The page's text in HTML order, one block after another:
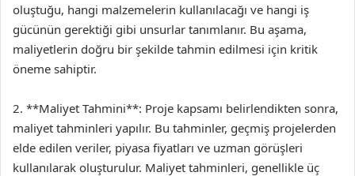
oluştuğu, hangi malzemelerin kullanılacağı ve hangi iş
gücünün gerektiği gibi unsurlar tanımlanır. Bu aşama,
maliyetlerin doğru bir şekilde tahmin edilmesi için kritik
öneme sahiptir.
2. **Maliyet Tahmini**: Proje kapsamı belirlendikten sonra,
maliyet tahminleri yapılır. Bu tahminler, geçmiş projelerden
elde edilen veriler, piyasa fiyatları ve uzman görüşleri
kullanılarak oluşturulur. Maliyet tahminleri, genellikle üç